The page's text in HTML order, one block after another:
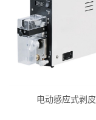
电动感应式剥